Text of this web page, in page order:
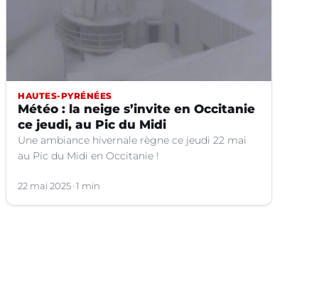
HAUTES-PYRÉNÉES
Météo : la neige s’invite en Occitanie
ce jeudi, au Pic du Midi
Une ambiance hivernale règne ce jeudi 22 mai
au Pic du Midi en Occitanie !
22 mai 2025 1 min